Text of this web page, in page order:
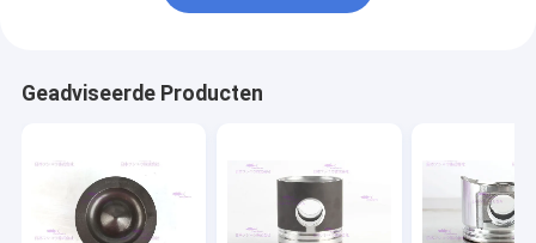
Geadviseerde Producten